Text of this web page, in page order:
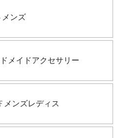
メンズ
メイドアクセサリー
メンズレディス